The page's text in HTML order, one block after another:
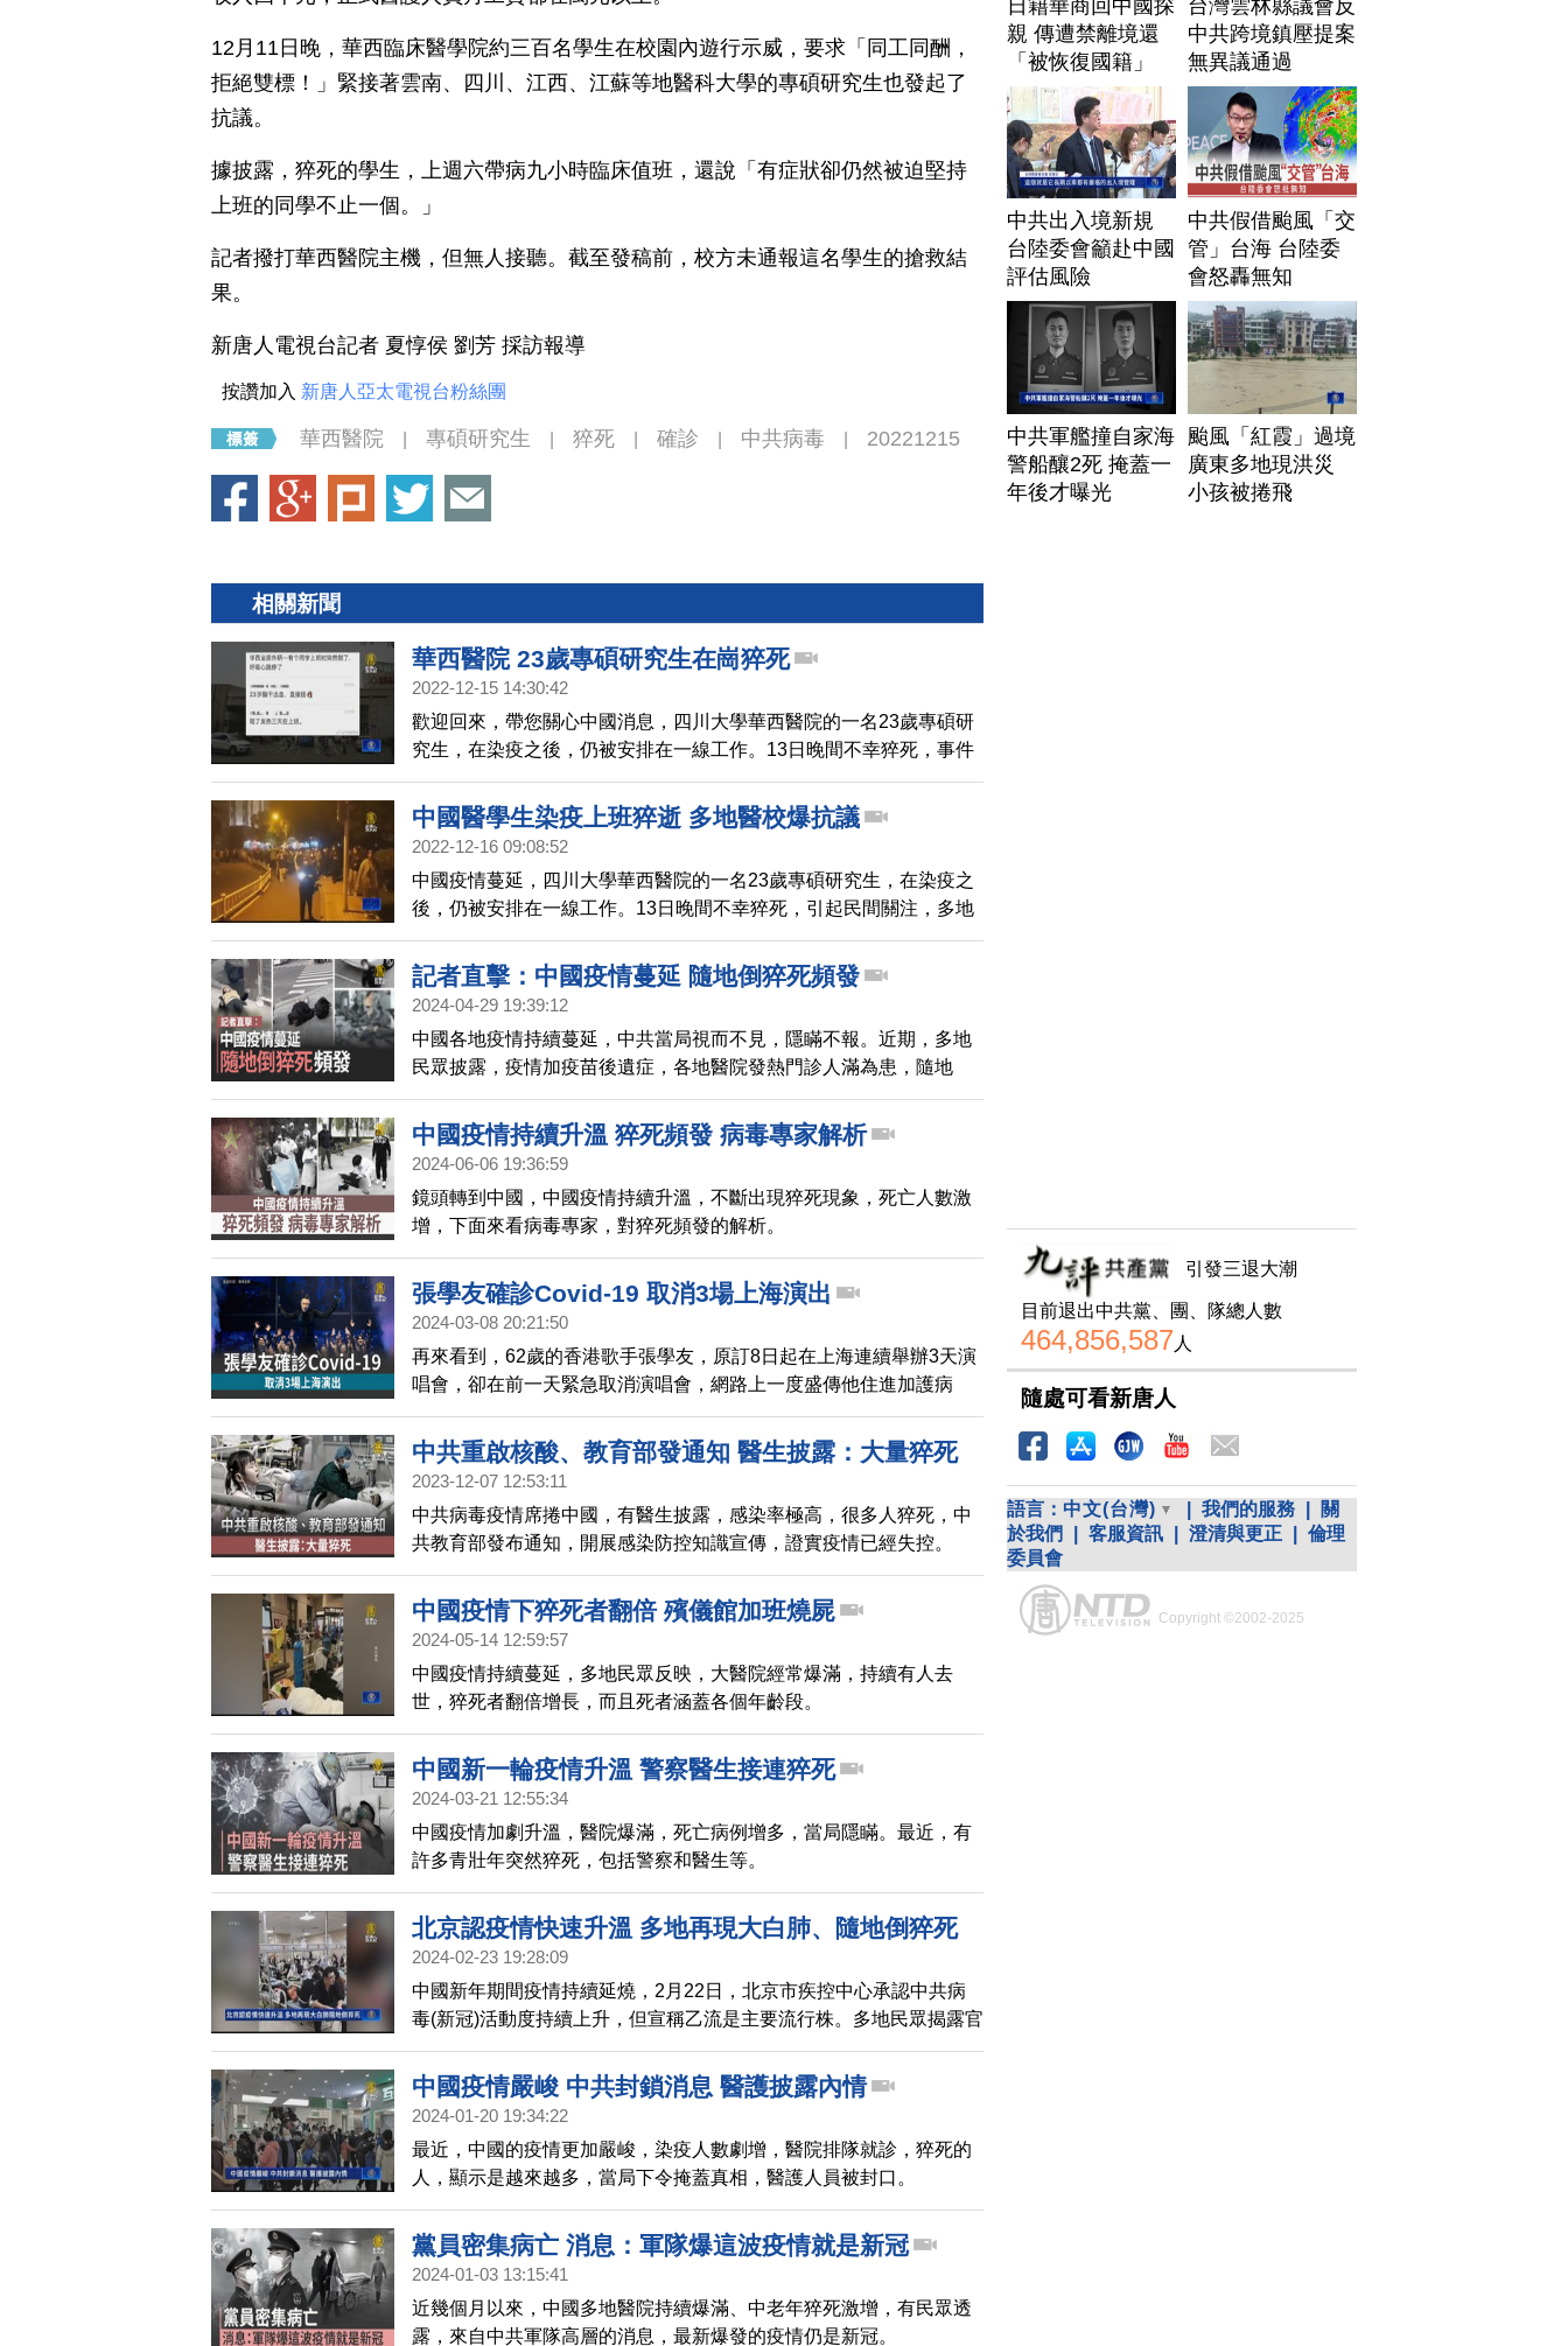
12月11日晚，華西臨床醫學院約三百名學生在校園內遊行示威，要求「同工同酬，
拒絕雙標！」緊接著雲南、四川、江西、江蘇等地醫科大學的專碩研究生也發起了
抗議。
據披露，猝死的學生，上週六帶病九小時臨床值班，還說「有症狀卻仍然被迫堅持
上班的同學不止一個。」
記者撥打華西醫院主機，但無人接聽。截至發稿前，校方未通報這名學生的搶救結
果。
新唐人電視台記者 夏惇侯 劉芳 採訪報導
按讚加入 新唐人亞太電視台粉絲團
華西醫院 專碩研究生 猝死 確診 中共病毒 20221215
相關新聞
華西醫院 23歲專碩研究生在崗猝死
2022-12-15 14:30:42
歡迎回來，帶您關心中國消息，四川大學華西醫院的一名23歲專碩研
究生，在染疫之後，仍被安排在一線工作。13日晚間不幸猝死，事件
引起民間關注。
中國醫學生染疫上班猝逝 多地醫校爆抗議
2022-12-16 09:08:52
中國疫情蔓延，四川大學華西醫院的一名23歲專碩研究生，在染疫之
後，仍被安排在一線工作。13日晚間不幸猝死，引起民間關注，多地
醫科大學的專碩研究生也發起了抗議。
記者直擊：中國疫情蔓延 隨地倒猝死頻發
2024-04-29 19:39:12
中國各地疫情持續蔓延，中共當局視而不見，隱瞞不報。近期，多地
民眾披露，疫情加疫苗後遺症，各地醫院發熱門診人滿為患，隨地
倒、猝死的現象頻發。
中國疫情持續升溫 猝死頻發 病毒專家解析
2024-06-06 19:36:59
鏡頭轉到中國，中國疫情持續升溫，不斷出現猝死現象，死亡人數激
增，下面來看病毒專家，對猝死頻發的解析。
張學友確診Covid-19 取消3場上海演出
2024-03-08 20:21:50
再來看到，62歲的香港歌手張學友，原訂8日起在上海連續舉辦3天演
唱會，卻在前一天緊急取消演唱會，網路上一度盛傳他住進加護病
房。張學友今天親自證實，確診了Covid-19，他也向歌迷表達歉意，
他說目前腹瀉停止了，輕微發燒，輕微咳嗽，以及少許肌肉和筋骨痠
痛，目前正在家中自我隔離。希望下週能康復，在舞台和大家見面。
中共重啟核酸、教育部發通知 醫生披露：大量猝死
2023-12-07 12:53:11
中共病毒疫情席捲中國，有醫生披露，感染率極高，很多人猝死，中
共教育部發布通知，開展感染防控知識宣傳，證實疫情已經失控。
中國疫情下猝死者翻倍 殯儀館加班燒屍
2024-05-14 12:59:57
中國疫情持續蔓延，多地民眾反映，大醫院經常爆滿，持續有人去
世，猝死者翻倍增長，而且死者涵蓋各個年齡段。
中國新一輪疫情升溫 警察醫生接連猝死
2024-03-21 12:55:34
中國疫情加劇升溫，醫院爆滿，死亡病例增多，當局隱瞞。最近，有
許多青壯年突然猝死，包括警察和醫生等。
北京認疫情快速升溫 多地再現大白肺、隨地倒猝死
2024-02-23 19:28:09
中國新年期間疫情持續延燒，2月22日，北京市疾控中心承認中共病
毒(新冠)活動度持續上升，但宣稱乙流是主要流行株。多地民眾揭露官
方隱瞞疫情，因為有人年紀輕經就突然猝死，顯示疫情嚴峻。
中國疫情嚴峻 中共封鎖消息 醫護披露內情
2024-01-20 19:34:22
最近，中國的疫情更加嚴峻，染疫人數劇增，醫院排隊就診，猝死的
人，顯示是越來越多，當局下令掩蓋真相，醫護人員被封口。
黨員密集病亡 消息：軍隊爆這波疫情就是新冠
2024-01-03 13:15:41
近幾個月以來，中國多地醫院持續爆滿、中老年猝死激增，有民眾透
露，來自中共軍隊高層的消息，最新爆發的疫情仍是新冠。
日籍華商回中國探
親 傳遭禁離境還
「被恢復國籍」
台灣雲林縣議會反
中共跨境鎮壓提案
無異議通過
中共出入境新規
台陸委會籲赴中國
評估風險
中共假借颱風「交
管」台海 台陸委
會怒轟無知
中共軍艦撞自家海
警船釀2死 掩蓋一
年後才曝光
颱風「紅霞」過境
廣東多地現洪災
小孩被捲飛
引發三退大潮
目前退出中共黨、團、隊總人數
464,856,587人
隨處可看新唐人
語言： 中文(台灣) 我們的服務
關
於我們
客服資訊 澄清與更正
倫理
委員會
Copyright ©2002-2025